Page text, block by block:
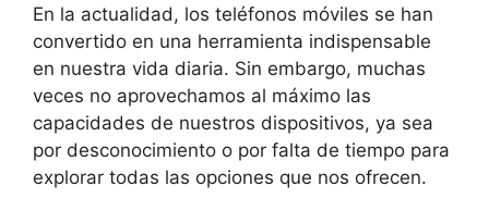
En la actualidad, los teléfonos móviles se han
convertido en una herramienta indispensable
en nuestra vida diaria. Sin embargo, muchas
veces no aprovechamos al máximo las
capacidades de nuestros dispositivos, ya sea
por desconocimiento o por falta de tiempo para
explorar todas las opciones que nos ofrecen.